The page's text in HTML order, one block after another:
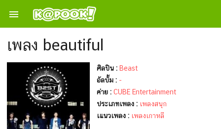

เพลง beautiful
ศิลปิน : Beast
อัลบั้ม : -
ค่าย : CUBE Entertainment
ประเภทเพลง : เพลงสนุก
เแนวเพลง : เพลงเกาหลี